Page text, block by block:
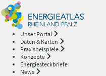
Unser Portal
Daten & Karten
Praxisbeispiele
Konzepte
Energiesteckbriefe
News